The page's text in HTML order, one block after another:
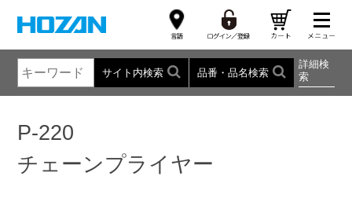
サイト内検索 品番・品名検索
詳細検
索
P-220
チェーンプライヤー